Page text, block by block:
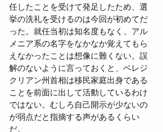
任したことを受けて発足したため、選
挙の洗礼を受けるのは今回が初めてだ
った。就任当初は知名度もなく、アル
メニア系の名字をなかなか覚えてもら
えなかったことは想像に難くない。誤
解のないように言っておくと、ベレジ
クリアン州首相は移民家庭出身である
ことを前面に出して活動しているわけ
ではない。むしろ自己開示が少ないの
が弱点だと指摘する声があるくらい
だ。